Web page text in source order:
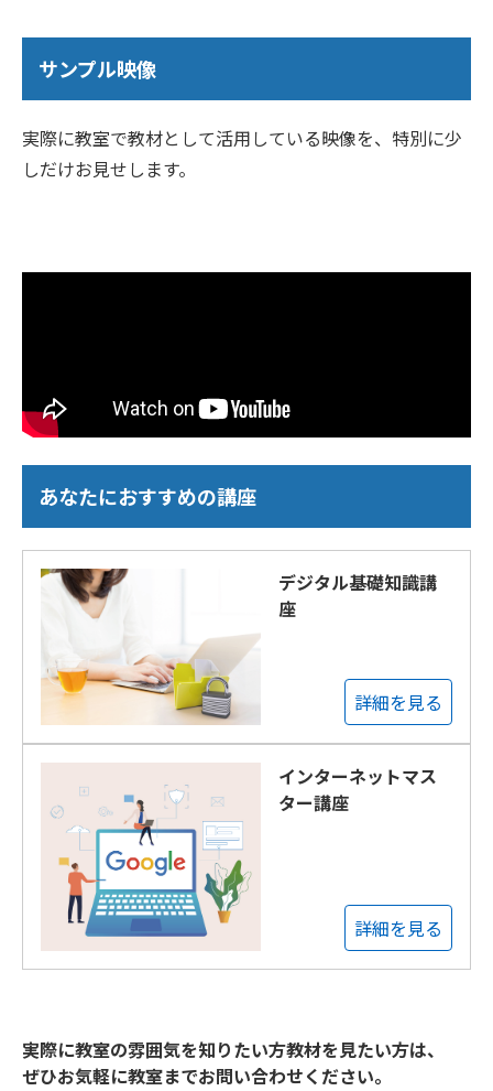
サンプル映像
実際に教室で教材として活用している映像を、特別に少
しだけお見せします。
あなたにおすすめの講座
デジタル基礎知識講
座
詳細を見る
インターネットマス
ター講座
詳細を見る
実際に教室の雰囲気を知りたい方教材を見たい方は、
ぜひお気軽に教室までお問い合わせください。